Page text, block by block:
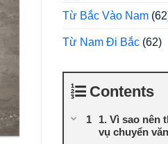
Từ Bắc Vào Nam
Từ Nam Đi Bắc(62)
Contents
1. Vì sao nên
vụ chuyển